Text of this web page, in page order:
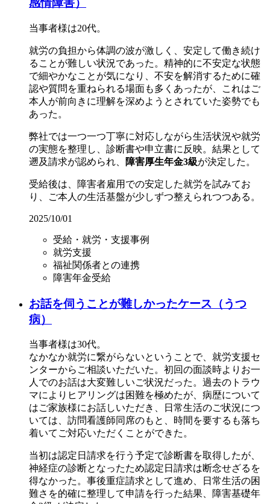
感情障害）
当事者様は20代。
就労の負担から体調の波が激しく、安定して働き続け
ることが難しい状況であった。精神的に不安定な状態
で細やかなことが気になり、不安を解消するために確
認や質問を重ねられる場面も多くあったが、これはご
本人が前向きに理解を深めようとされていた姿勢でも
あった。
弊社では一つ一つ丁寧に対応しながら生活状況や就労
の実態を整理し、診断書や申立書に反映。結果として
遡及請求が認められ、
障害厚生年金3級が決定した。
受給後は、障害者雇用での安定した就労を試みてお
り、ご本人の生活基盤が少しずつ整えられつつある。
2025/10/01
受給・就労・支援事例
就労支援
福祉関係者との連携
障害年金受給
お話を伺うことが難しかったケース（うつ
病）
当事者様は30代。
なかなか就労に繋がらないということで、就労支援セ
ンターからご相談いただいた。初回の面談時よりお一
人でのお話は大変難しいご状況だった。過去のトラウ
マによりヒアリングは困難を極めたが、病歴について
はご家族様にお話しいただき、日常生活のご状況につ
いては、訪問看護師同席のもと、時間を要するも落ち
着いてご対応いただくことができた。
当初は認定日請求を行う予定で診断書を取得したが、
神経症の診断となったため認定日請求は断念せざるを
得なかった。事後重症請求として進め、日常生活の困
難さを的確に整理して申請を行った結果、障害基礎年